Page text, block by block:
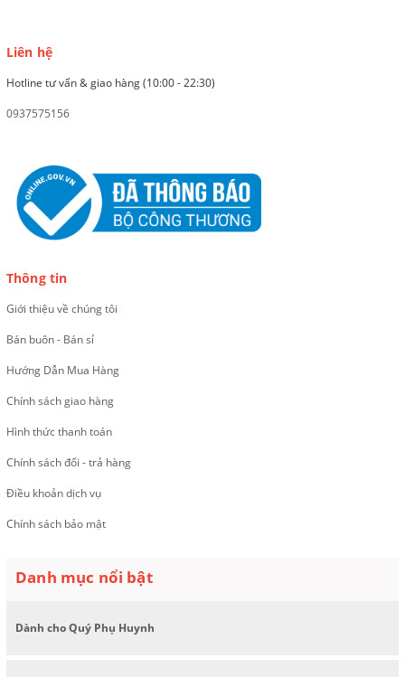
Liên hệ
Hotline tư vấn & giao hàng (10:00 - 22:30)
0937575156
Thông tin
Giới thiệu về chúng tôi
Bán buôn - Bán sỉ
Hướng Dẫn Mua Hàng
Chính sách giao hàng
Hình thức thanh toán
Chính sách đổi - trả hàng
Điều khoản dịch vụ
Chính sách bảo mật
Danh mục nổi bật
Dành cho Quý Phụ Huynh